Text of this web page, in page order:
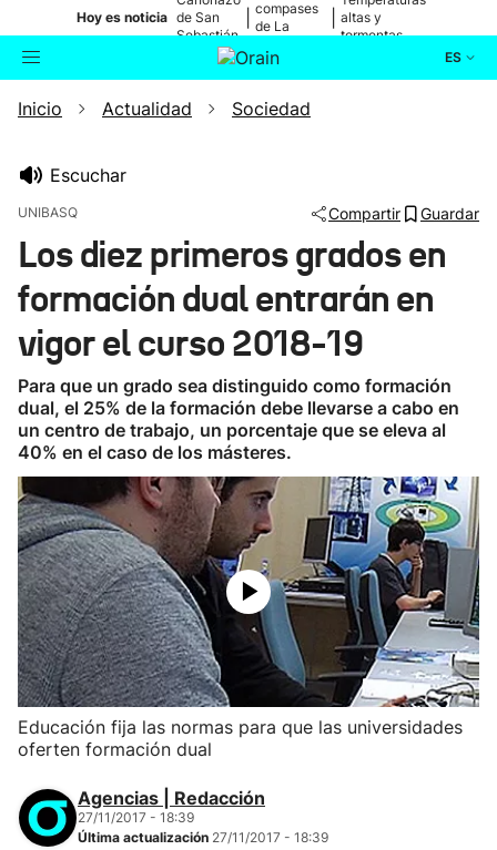
Hoy es noticia de San
Sebastián
compases
de La
altas y
tormentas
ES
Buscador Actualidad
Ikusmiran
Eguraldia
Inicio Actualidad Sociedad
Escuchar
UNIBASQ Compartir Guardar
Los diez primeros grados en
formación dual entrarán en
vigor el curso 2018-19
Para que un grado sea distinguido como formación
dual, el 25% de la formación debe llevarse a cabo en
un centro de trabajo, un porcentaje que se eleva al
40% en el caso de los másteres.
Educación fija las normas para que las universidades
oferten formación dual
Agencias | Redacción
27/11/2017 - 18:39
Última actualización 27/11/2017 - 18:39